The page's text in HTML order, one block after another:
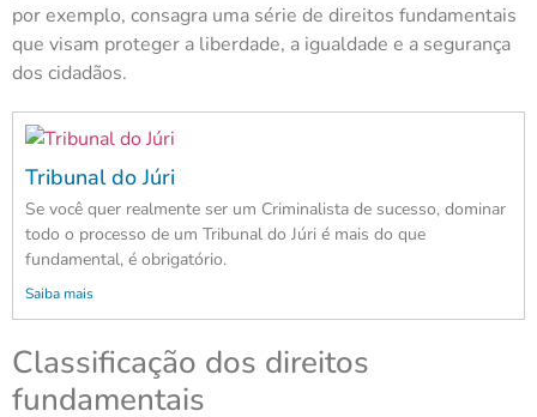
por exemplo, consagra uma série de direitos fundamentais
que visam proteger a liberdade, a igualdade e a segurança
dos cidadãos.
Tribunal do Júri
Se você quer realmente ser um Criminalista de sucesso, dominar
todo o processo de um Tribunal do Júri é mais do que
fundamental, é obrigatório.
Saiba mais
Classificação dos direitos
fundamentais